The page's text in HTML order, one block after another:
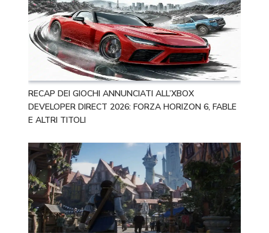
RECAP DEI GIOCHI ANNUNCIATI ALL’XBOX
DEVELOPER DIRECT 2026: FORZA HORIZON 6, FABLE
E ALTRI TITOLI